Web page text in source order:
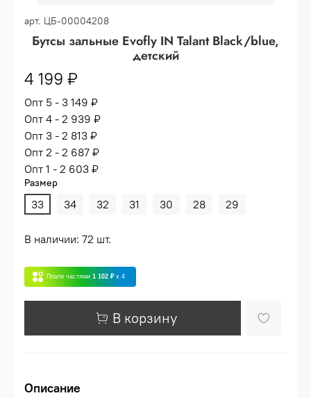
арт. ЦБ-00004208
Бутсы зальные Evofly IN Talant Black/blue,
детский
4 199 ₽
Опт 5 - 3 149 ₽
Опт 4 - 2 939 ₽
Опт 3 - 2 813 ₽
Опт 2 - 2 687 ₽
Опт 1 - 2 603 ₽
Размер
33 34 32 31 30 28 29
В наличии: 72 шт.
Плати частями 1 102 ₽ x 4
В корзину
Описание